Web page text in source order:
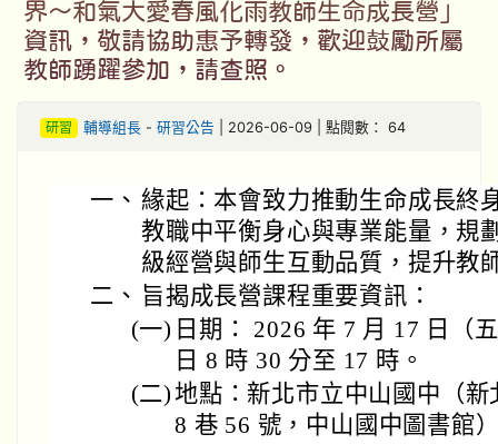
界～和氣大愛春風化雨教師生命成長營」
資訊，敬請協助惠予轉發，歡迎鼓勵所屬
教師踴躍參加，請查照。
研習 輔導組長- 研習公告 | 2026-06-09 | 點閱數： 64
一、 緣起：本會致力推動生命成長終
教職中平衡身心與專業能量，規
級經營與師生互動品質，提升教
二、 旨揭成長營課程重要資訊：
(一) 日期： 2026 年 7 月 17 日（
日 8 時 30 分至 17 時。
(二)地點：新北市立中山國中（
8 巷 56 號，中山國中圖書館